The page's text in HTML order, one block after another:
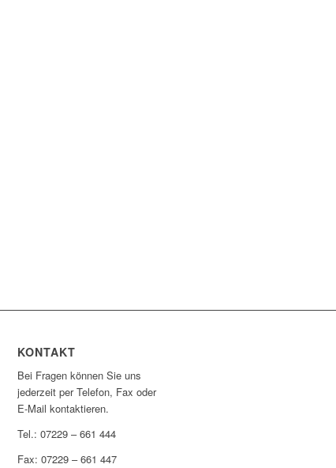
KONTAKT
Bei Fragen können Sie uns
jederzeit per Telefon, Fax oder
E-Mail kontaktieren.
Tel.: 07229 – 661 444
Fax: 07229 – 661 447